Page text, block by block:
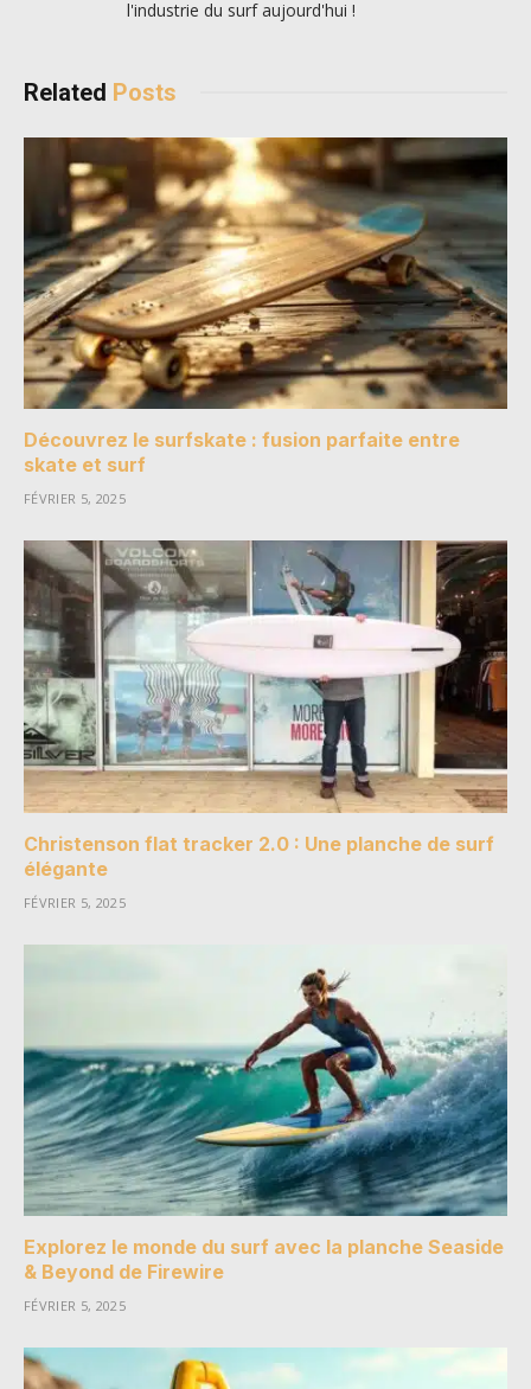
l'industrie du surf aujourd'hui !
Related Posts
Découvrez le surfskate : fusion parfaite entre
skate et surf
FÉVRIER 5, 2025
Christenson flat tracker 2.0 : Une planche de surf
élégante
FÉVRIER 5, 2025
Explorez le monde du surf avec la planche Seaside
& Beyond de Firewire
FÉVRIER 5, 2025